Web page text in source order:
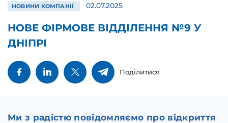
НОВИНИ КОМПАНІЇ 02.07.2025
НОВЕ ФІРМОВЕ ВІДДІЛЕННЯ №9 У
ДНІПРІ
Поділитися
Ми з радістю повідомляємо про відкриття